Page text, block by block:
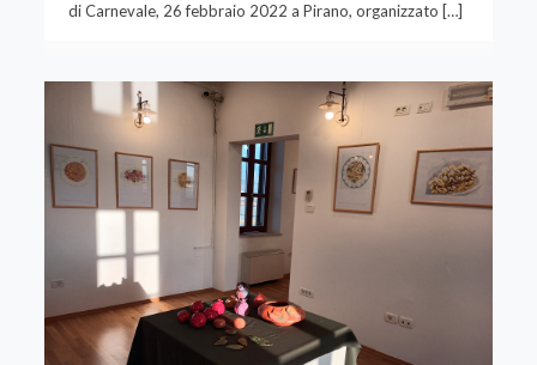
di Carnevale, 26 febbraio 2022 a Pirano, organizzato […]